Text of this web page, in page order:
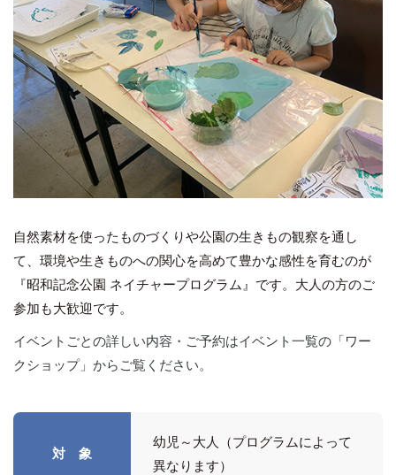
自然素材を使ったものづくりや公園の生きもの観察を通し
て、環境や生きものへの関心を高めて豊かな感性を育むのが
『昭和記念公園 ネイチャープログラム』です。大人の方のご
参加も大歓迎です。
イベントごとの詳しい内容・ご予約はイベント一覧の「ワー
クショップ」からご覧ください。
対 象
幼児～大人（プログラムによって
異なります）